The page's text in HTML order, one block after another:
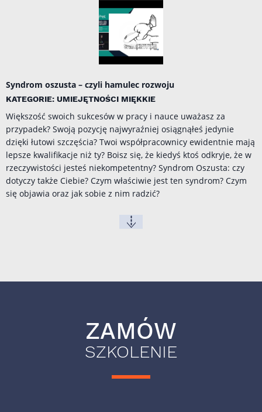
Syndrom oszusta – czyli hamulec rozwoju
KATEGORIE: UMIEJĘTNOŚCI MIĘKKIE
Większość swoich sukcesów w pracy i nauce uważasz za
przypadek? Swoją pozycję najwyraźniej osiągnąłeś jedynie
dzięki łutowi szczęścia? Twoi współpracownicy ewidentnie mają
lepsze kwalifikacje niż ty? Boisz się, że kiedyś ktoś odkryje, że w
rzeczywistości jesteś niekompetentny? Syndrom Oszusta: czy
dotyczy także Ciebie? Czym właściwie jest ten syndrom? Czym
się objawia oraz jak sobie z nim radzić?
ZAMÓW
SZKOLENIE